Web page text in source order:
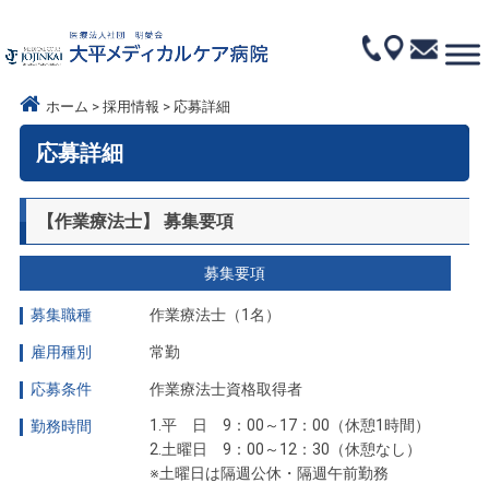
ホーム 採用情報 応募詳細
応募詳細
【作業療法士】 募集要項
募集要項
募集職種 作業療法士（1名）
雇用種別 常勤
応募条件 作業療法士資格取得者
勤務時間
1.平 日 9：00～17：00（休憩1時間）
2.土曜日 9：00～12：30（休憩なし）
※土曜日は隔週公休・隔週午前勤務